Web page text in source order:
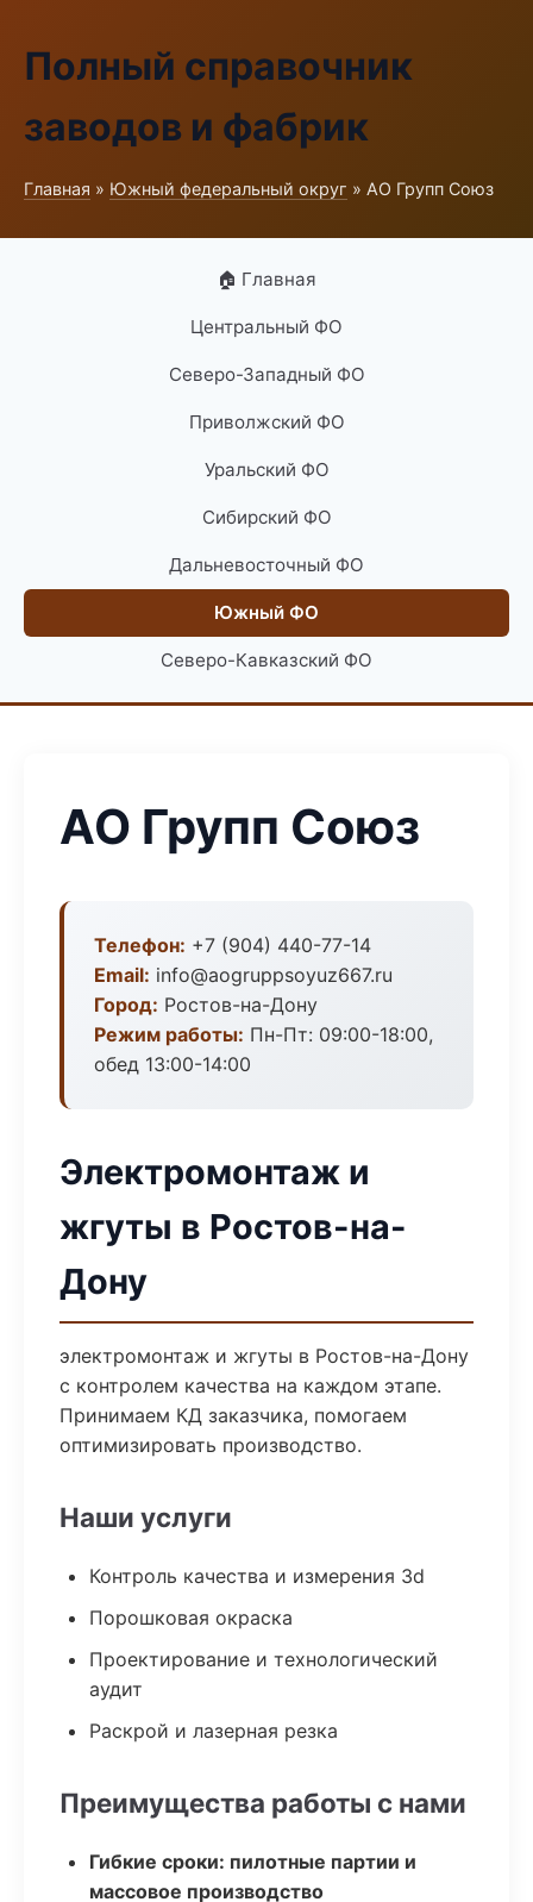
Полный справочник
заводов и фабрик
Главная » Южный федеральный округ » АО Групп Союз
🏠 Главная
Центральный ФО
Северо-Западный ФО
Приволжский ФО
Уральский ФО
Сибирский ФО
Дальневосточный ФО
Южный ФО
Северо-Кавказский ФО
АО Групп Союз
Телефон: +7 (904) 440-77-14
Email: info@aogruppsoyuz667.ru
Город: Ростов-на-Дону
Режим работы: Пн-Пт: 09:00-18:00,
обед 13:00-14:00
Электромонтаж и
жгуты в Ростов-на-
Дону
электромонтаж и жгуты в Ростов-на-Дону
с контролем качества на каждом этапе.
Принимаем КД заказчика, помогаем
оптимизировать производство.
Наши услуги
Контроль качества и измерения 3d
Порошковая окраска
Проектирование и технологический
аудит
Раскрой и лазерная резка
Преимущества работы с нами
Гибкие сроки: пилотные партии и
массовое производство